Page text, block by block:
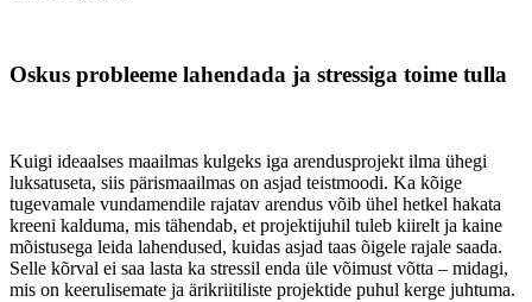
Oskus probleeme lahendada ja stressiga toime tulla
Kuigi ideaalses maailmas kulgeks iga arendusprojekt ilma ühegi
luksatuseta, siis pärismaailmas on asjad teistmoodi. Ka kõige
tugevamale vundamendile rajatav arendus võib ühel hetkel hakata
kreeni kalduma, mis tähendab, et projektijuhil tuleb kiirelt ja kaine
mõistusega leida lahendused, kuidas asjad taas õigele rajale saada.
Selle kõrval ei saa lasta ka stressil enda üle võimust võtta – midagi,
mis on keerulisemate ja ärikriitiliste projektide puhul kerge juhtuma.